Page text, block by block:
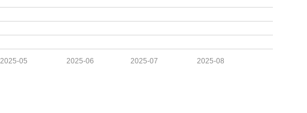
2025-08
2025-07
2025-06
2025-05